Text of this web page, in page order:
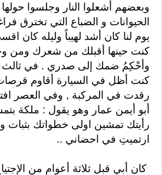
وبعضهم أشعلوا النار وجلسوا
الحيوانات و الضباع التي تخترق
يوم لنا كان أشد لهيباً وليله كان
كنت حينها أقبلك من شعرك ومن
وأحْكِمُ ضمك إلى صدري . في ثالث
كنت أظل في السيارة أقاوم قرصات
رقدت في المركبة , وفي العصر
أبو أيمن عمار وهو يقول : ملكة
رأيتك تمشين اولى خطواتك بثبات
ارتميتِ في احضاني ..
كان أبي قبل ثلاثة أعوام من